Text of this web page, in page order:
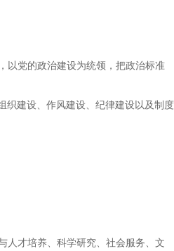
以党的政治建设为统领，把政治标准
织建设、作风建设、纪律建设以及制度
人才培养、科学研究、社会服务、文